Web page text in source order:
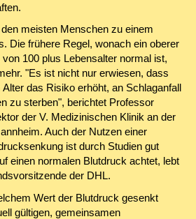
meisten Menschen zu einem
Die frühere Regel, wonach ein oberer
100 plus Lebensalter normal ist,
"Es ist nicht nur erwiesen, dass
das Risiko erhöht, an Schlaganfall
zu sterben", berichtet Professor
der V. Medizinischen Klinik an der
Auch der Nutzen einer
ist durch Studien gut
einen normalen Blutdruck achtet, lebt
der DHL.
Wert der Blutdruck gesenkt
gültigen, gemeinsamen